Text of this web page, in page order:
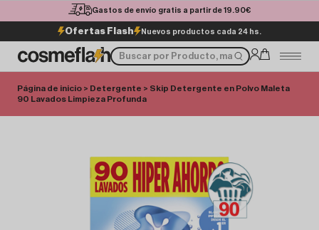
Gastos de envío gratis a partir de 19.90€
Ofertas Flash Nuevos productos cada 24 hs.
Página de inicio > Detergente > Skip Detergente en Polvo Maleta
90 Lavados Limpieza Profunda